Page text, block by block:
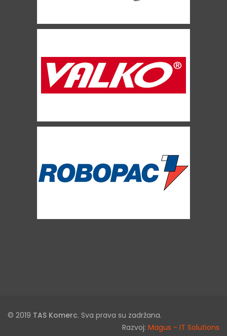
© 2019 TAS Komerc. Sva prava su zadržana.
Razvoj: Magus - IT Solutions